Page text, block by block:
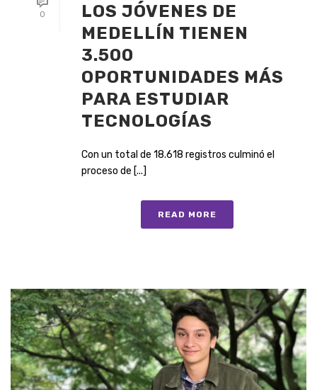
0
LOS JÓVENES DE
MEDELLÍN TIENEN
3.500
OPORTUNIDADES MÁS
PARA ESTUDIAR
TECNOLOGÍAS
Con un total de 18.618 registros culminó el
proceso de [...]
READ MORE